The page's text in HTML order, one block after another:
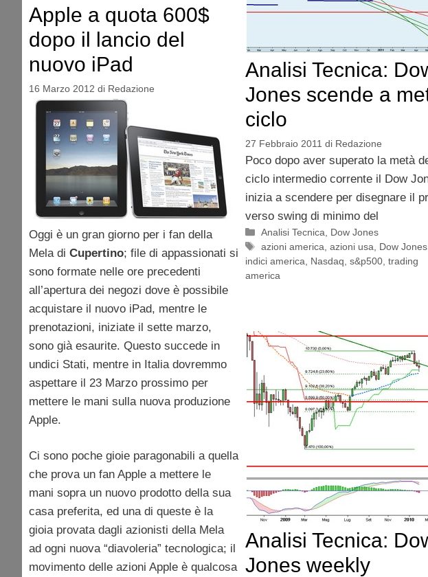
Apple a quota 600$
dopo il lancio del
nuovo iPad
16 Marzo 2012 di Redazione
Oggi è un gran giorno per i fan della
Mela di Cupertino; file di appassionati si
sono formate nelle ore precedenti
all’apertura dei negozi dove è possibile
acquistare il nuovo iPad, mentre le
prenotazioni, iniziate il sette marzo,
sono già esaurite. Questo succede in
undici Stati, mentre in Italia dovremmo
aspettare il 23 Marzo prossimo per
mettere le mani sulla nuova produzione
Apple.
Ci sono poche gioie paragonabili a quella
che prova un fan Apple a mettere le
mani sopra un nuovo prodotto della sua
casa preferita, ed una di queste è la
gioia provata dagli azionisti della Mela
ad ogni nuova “diavoleria” tecnologica; il
movimento delle azioni Apple è qualcosa
Analisi Tecnica:
Jones scende a
ciclo
27 Febbraio 2011 di Redazione
Poco dopo aver superato la metà
ciclo intermedio corrente il Dow
inizia a scendere per disegnare il
verso swing di minimo del
Categorie
Analisi Tecnica
Dow Jones
Tag
azioni america ,azioni usa Dow Jones
indici america
Nasdaq s&p500, trading
america
Analisi Tecnica:
Jones weekly